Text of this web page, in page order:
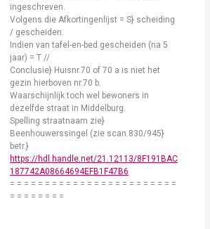
ingeschreven.
Volgens die Afkortingenlijst = S} scheiding
/ gescheiden.
Indien van tafel-en-bed gescheiden (na 5
jaar) = T //
Conclusie} Huisnr.70 of 70 a is niet het
gezin hierboven nr.70 b.
Waarschijnlijk toch wel bewoners in
dezelfde straat in Middelburg.
Spelling straatnaam zie}
Beenhouwerssingel (zie scan.830/945}
betr.}
https://hdl.handle.net/21.12113/8F191BAC
187742A08664694EFB1F47B6
= = = = = = = = = = = = = = = = = = = = = = = =
= = = = = = = =